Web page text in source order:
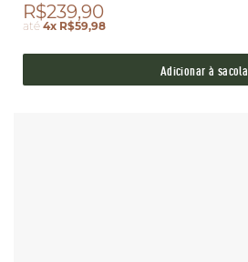
R$239,90
até4x R$59,98
Adicionar à sacola